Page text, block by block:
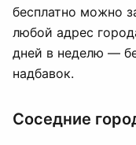
бесплатно можно
любой адрес
дней в неделю —
надбавок.
Соседние